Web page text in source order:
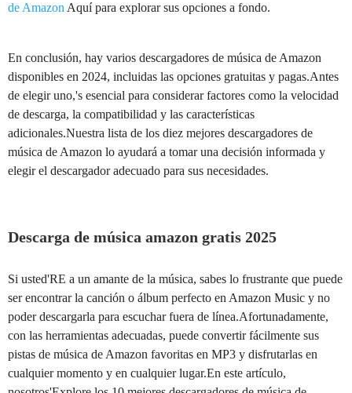
de Amazon Aquí para explorar sus opciones a fondo.
En conclusión, hay varios descargadores de música de Amazon
disponibles en 2024, incluidas las opciones gratuitas y pagas.Antes
de elegir uno,'s esencial para considerar factores como la velocidad
de descarga, la compatibilidad y las características
adicionales.Nuestra lista de los diez mejores descargadores de
música de Amazon lo ayudará a tomar una decisión informada y
elegir el descargador adecuado para sus necesidades.
Descarga de música amazon gratis 2025
Si usted'RE a un amante de la música, sabes lo frustrante que puede
ser encontrar la canción o álbum perfecto en Amazon Music y no
poder descargarla para escuchar fuera de línea.Afortunadamente,
con las herramientas adecuadas, puede convertir fácilmente sus
pistas de música de Amazon favoritas en MP3 y disfrutarlas en
cualquier momento y en cualquier lugar.En este artículo,